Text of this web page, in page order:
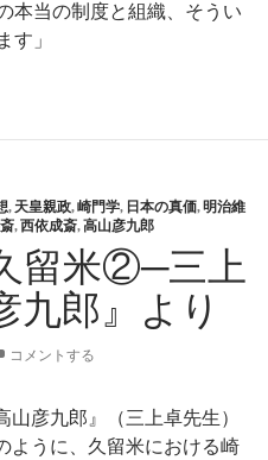
本当の制度と組織、そうい
す」
, 天皇親政,崎門学, 日本の真価, 明治維
,西依成斎,高山彦九郎
留米②─三上
九郎』より
コメントする
彦九郎』（三上卓先生）
ように、久留米における崎